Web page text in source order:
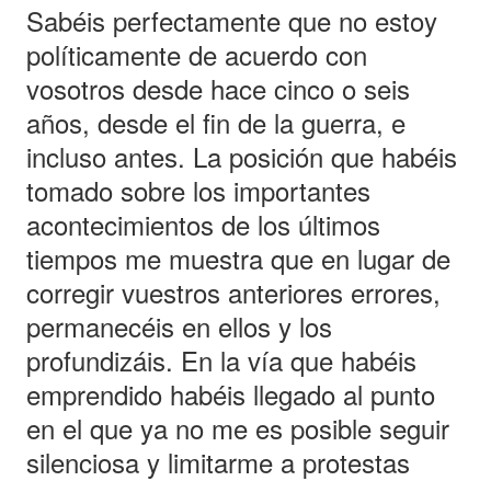
Sabéis perfectamente que no estoy
políticamente de acuerdo con
vosotros desde hace cinco o seis
años, desde el fin de la guerra, e
incluso antes. La posición que habéis
tomado sobre los importantes
acontecimientos de los últimos
tiempos me muestra que en lugar de
corregir vuestros anteriores errores,
permanecéis en ellos y los
profundizáis. En la vía que habéis
emprendido habéis llegado al punto
en el que ya no me es posible seguir
silenciosa y limitarme a protestas